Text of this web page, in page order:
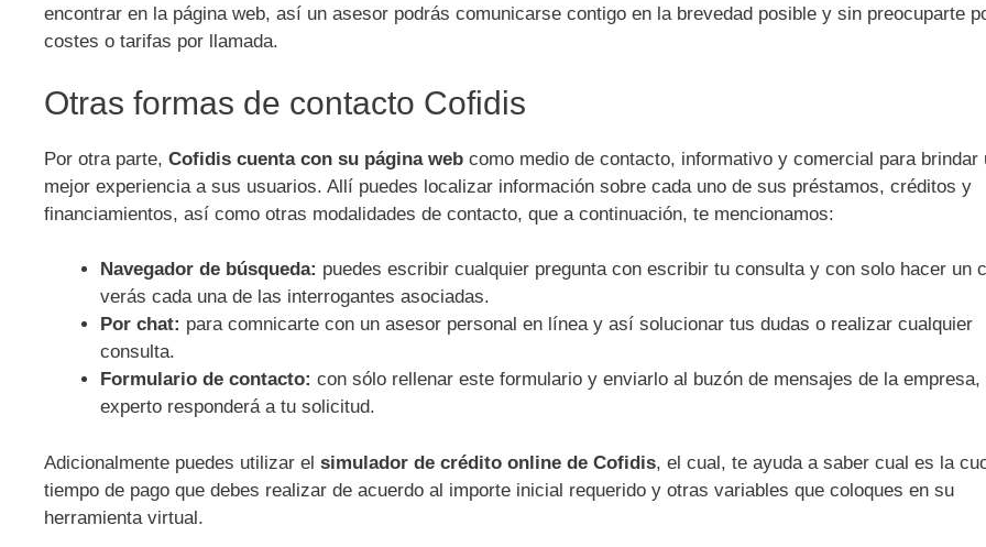
encontrar en la página web, así un asesor podrás comunicarse contigo en la brevedad posible y sin preocuparte
costes o tarifas por llamada.
Otras formas de contacto Cofidis
Por otra parte, Cofidis cuenta con su página web como medio de contacto, informativo y comercial para brindar
mejor experiencia a sus usuarios. Allí puedes localizar información sobre cada uno de sus préstamos, créditos y
financiamientos, así como otras modalidades de contacto, que a continuación, te mencionamos:
Navegador de búsqueda: puedes escribir cualquier pregunta con escribir tu consulta y con solo hacer un
verás cada una de las interrogantes asociadas.
Por chat: para comnicarte con un asesor personal en línea y así solucionar tus dudas o realizar cualquier
consulta.
Formulario de contacto: con sólo rellenar este formulario y enviarlo al buzón de mensajes de la empresa,
experto responderá a tu solicitud.
Adicionalmente puedes utilizar el simulador de crédito online de Cofidis, el cual, te ayuda a saber cual es la
tiempo de pago que debes realizar de acuerdo al importe inicial requerido y otras variables que coloques en su
herramienta virtual.